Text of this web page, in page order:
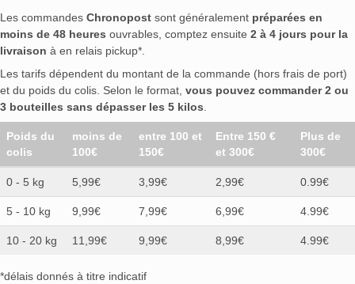
Les commandes Chronopost sont généralement préparées en
moins de 48 heures ouvrables, comptez ensuite 2 à 4 jours pour la
livraison à en relais pickup*.
Les tarifs dépendent du montant de la commande (hors frais de port)
et du poids du colis. Selon le format, vous pouvez commander 2 ou
3 bouteilles sans dépasser les 5 kilos.
Poids du
colis
moins de
100€
entre 100 et
150€
Entre 150 €
et 300€
Plus de
300€
0 - 5 kg 5,99€ 3,99€ 2,99€ 0.99€
5 - 10 kg 9,99€ 7,99€ 6,99€ 4.99€
10 - 20 kg 11,99€ 9,99€ 8,99€ 4.99€
*délais donnés à titre indicatif